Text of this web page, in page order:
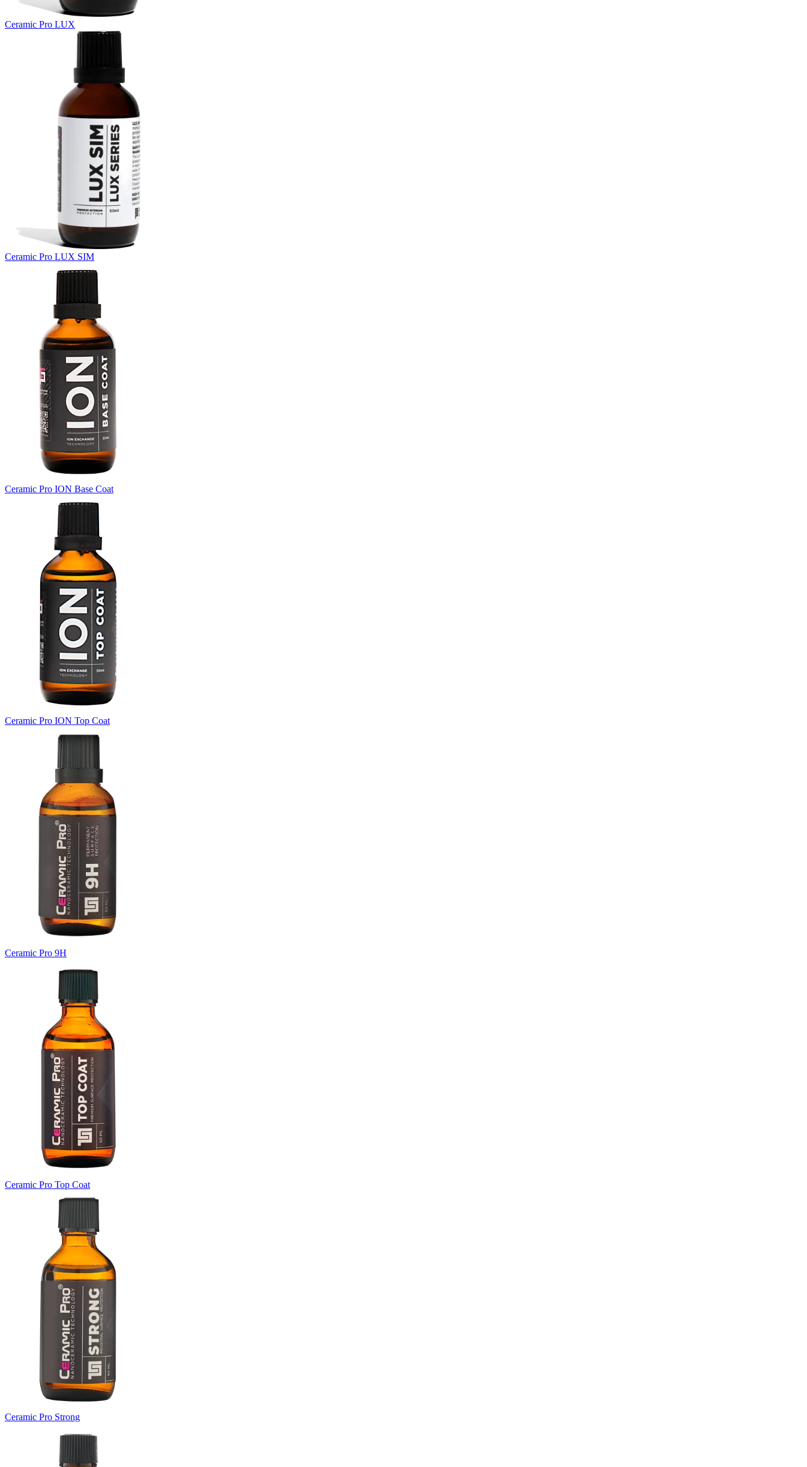
Ceramic Pro LUX
Ceramic Pro LUX SIM
Ceramic Pro ION Base Coat
Ceramic Pro ION Top Coat
Ceramic Pro 9H
Ceramic Pro Top Coat
Ceramic Pro Strong